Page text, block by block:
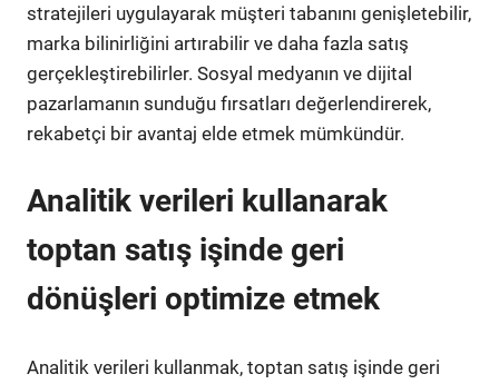
stratejileri uygulayarak müşteri tabanını genişletebilir,
marka bilinirliğini artırabilir ve daha fazla satış
gerçekleştirebilirler. Sosyal medyanın ve dijital
pazarlamanın sunduğu fırsatları değerlendirerek,
rekabetçi bir avantaj elde etmek mümkündür.
Analitik verileri kullanarak
toptan satış işinde geri
dönüşleri optimize etmek
Analitik verileri kullanmak, toptan satış işinde geri